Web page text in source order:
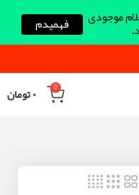
0 ۰تومان
موجودی فهمیدم